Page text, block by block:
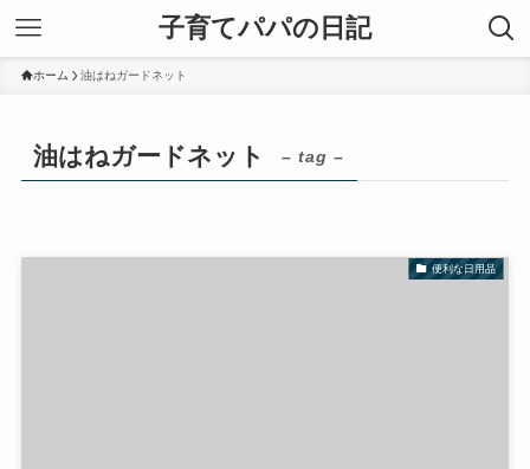
子育てパパの日記
ホーム 油はねガードネット
油はねガードネット – tag –
便利な日用品